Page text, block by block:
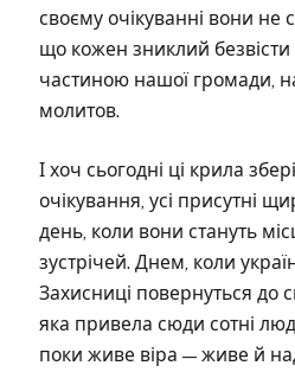
своєму очікуванні вони не
що кожен зниклий безвісти
частиною нашої громади,
молитов.
І хоч сьогодні ці крила
очікування, усі присутні
день, коли вони стануть
зустрічей. Днем, коли
Захисниці повернуться до
яка привела сюди сотні
поки живе віра — живе й